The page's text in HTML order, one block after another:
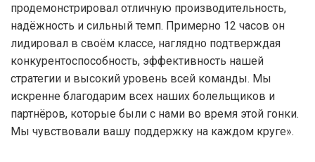
продемонстрировал отличную производительность,
надёжность и сильный темп. Примерно 12 часов он
лидировал в своём классе, наглядно подтверждая
конкурентоспособность, эффективность нашей
стратегии и высокий уровень всей команды. Мы
искренне благодарим всех наших болельщиков и
партнёров, которые были с нами во время этой гонки.
Мы чувствовали вашу поддержку на каждом круге».